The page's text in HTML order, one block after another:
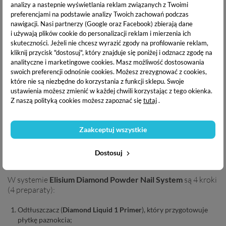
analizy a nastepnie wyświetlania reklam związanych z Twoimi
preferencjami na podstawie analizy Twoich zachowań podczas
nawigacji. Nasi partnerzy (Google oraz Facebook) zbierają dane
i używają plików cookie do personalizacji reklam i mierzenia ich
skuteczności. Jeżeli nie chcesz wyrazić zgody na profilowanie reklam,
kliknij przycisk "dostosuj", który znajduje się poniżej i odznacz zgodę na
analityczne i marketingowe cookies. Masz możliwość dostosowania
swoich preferencji odnośnie cookies. Możesz zrezygnować z cookies,
które nie są niezbędne do korzystania z funkcji sklepu. Swoje
ustawienia możesz zmienić w każdej chwili korzystając z tego okienka.
Z naszą polityką cookies możesz zapoznać siętutaj.
Dostosuj
Zaakceptuj wszystkie
Manicure tytanowy polecany jest przede wszystkim osobom
o słabej płytce, dla których manicure hybrydowy jest zbyt
inwazyjny i obciążający, jest to doskonała alternatywa.
Utrzymuje się do czterech tygodni bez odprysków i
zarysowań. Jest mniej inwazyjny inie wymaga użycia lampy
do utwardzania. Puder utwardza się w kilka sekund po
kontakcie z powietrzem.
Aby wykonać paznokcie tytanowe niezbędne są:
płyny (preparaty)
W systemie Elisium Diamond Powder Nail System są 4 kroki
(4 preparaty):
Odtłuszczacz (Diamond Liquid 1 Primer), który przygotowuje
płytkę paznokcia;